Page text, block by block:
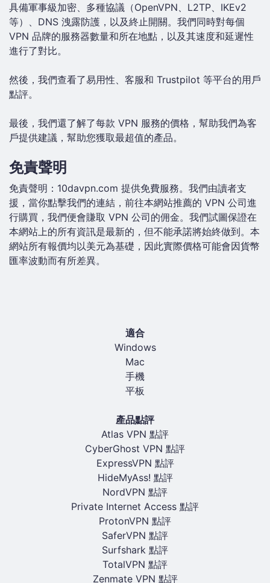
具備軍事級加密、多種協議（OpenVPN、L2TP、IKEv2
等）、DNS 洩露防護，以及終止開關。我們同時對每個
VPN 品牌的服務器數量和所在地點，以及其速度和延遲性
進行了對比。
然後，我們查看了易用性、客服和 Trustpilot 等平台的用戶
點評。
最後，我們還了解了每款 VPN 服務的價格，幫助我們為客
戶提供建議，幫助您獲取最超值的產品。
免責聲明
免責聲明：10davpn.com 提供免費服務。我們由讀者支
援，當你點擊我們的連結，前往本網站推薦的 VPN 公司進
行購買，我們便會賺取 VPN 公司的佣金。我們試圖保證在
本網站上的所有資訊是最新的，但不能承諾將始終做到。本
網站所有報價均以美元為基礎，因此實際價格可能會因貨幣
匯率波動而有所差異。
適合
Windows
Mac
手機
平板
產品點評
Atlas VPN 點評
CyberGhost VPN 點評
ExpressVPN 點評
HideMyAss! 點評
NordVPN 點評
Private Internet Access 點評
ProtonVPN 點評
SaferVPN 點評
Surfshark 點評
TotalVPN 點評
Zenmate VPN 點評